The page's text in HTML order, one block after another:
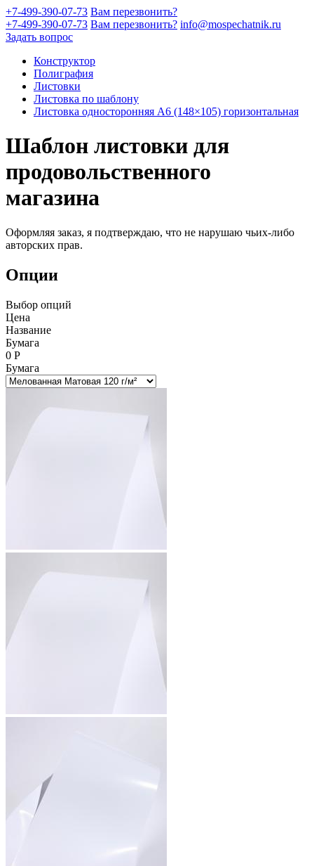
+7-499-390-07-73 Вам перезвонить?
+7-499-390-07-73 Вам перезвонить? info@mospechatnik.ru
Задать вопрос
Конструктор
Полиграфия
Листовки
Листовка по шаблону
Листовка односторонняя A6 (148×105) горизонтальная
Шаблон листовки для
продовольственного
магазина
Оформляя заказ, я подтверждаю, что не нарушаю чьих-либо
авторских прав.
Опции
Выбор опций
Цена
Название
Бумага
0 Р
Бумага